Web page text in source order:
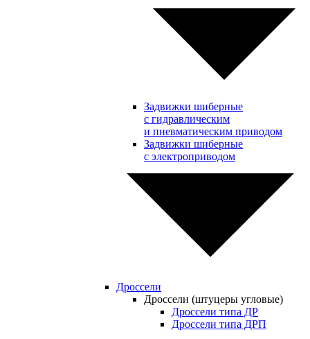
Задвижки шиберные
с гидравлическим
и пневматическим приводом
Задвижки шиберные
с электроприводом
Дроссели
Дроссели (штуцеры угловые)
Дроссели типа ДР
Дроссели типа ДРП